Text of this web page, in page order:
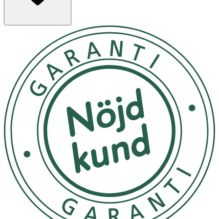
steriliseras i kokande vatten i 5 minuter. Låt den sedan
svalna. Vatten kan komma in i sugdelen på grund av
ventilationshålet. Krama helt enkelt försiktigt på nappen
för att ta bort vattnet. Detta för att upprätthålla
hygienen.
Rengör och sterilisera napparna före varje användning.
Använd inte diskmedel eller diskmaskin eftersom detta
skadar sugdelen.
Doppa aldrig sugdelen i söta drycker eller medicin,
eftersom ditt barn kan få karies.
Byt ut nappen efter 4–6 veckors användning av
säkerhets- och hygienskäl.
Om nappen fastnar i munnen, FÅ INTE PANIK: den går
inte att svälja och är designad för att klara en sådan
situation. Ta ut den ur munnen så försiktigt som möjligt.